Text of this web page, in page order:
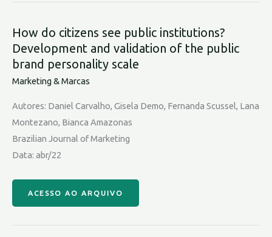
How do citizens see public institutions?
Development and validation of the public
brand personality scale
Marketing & Marcas
Autores: Daniel Carvalho, Gisela Demo, Fernanda Scussel, Lana
Montezano, Bianca Amazonas
Brazilian Journal of Marketing
Data: abr/22
ACESSO AO ARQUIVO